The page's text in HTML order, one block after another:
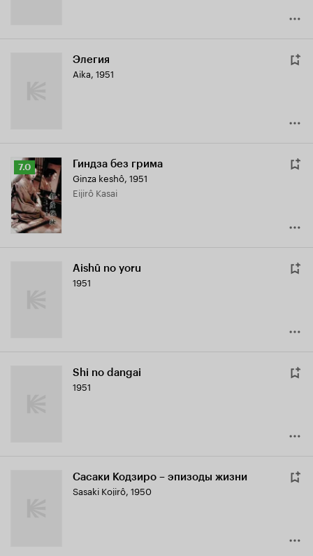
Элегия
Aika, 1951
Рейтинг
Кинопоиска
7.0
7.0 Гиндза без грима
Ginza keshô, 1951
Eijirô Kasai
Aishû no yoru
1951
Shi no dangai
1951
Сасаки Кодзиро – эпизоды жизни
Sasaki Kojirô, 1950